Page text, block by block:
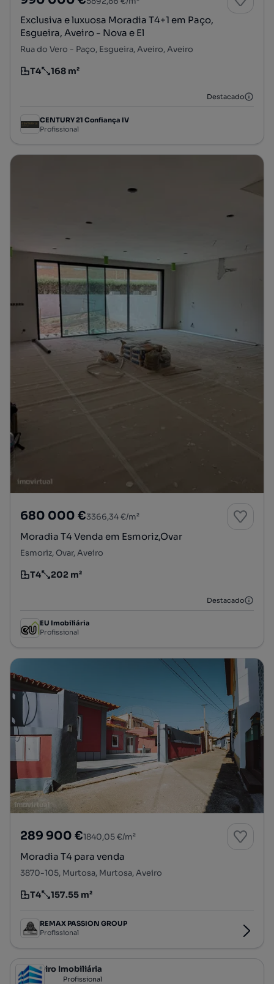
Exclusiva e luxuosa Moradia T4+1 em Paço,
Esgueira, Aveiro - Nova e El
Rua do Vero - Paço, Esgueira, Aveiro, Aveiro
Tipologia
T4
Preço por metro quadrado
168 m²
Destacado
CENTURY 21 Confiança IV
Profissional
680 000 €3366,34 €/m²
Moradia T4 Venda em Esmoriz,Ovar
Esmoriz, Ovar, Aveiro
Tipologia
T4
Preço por metro quadrado
202 m²
Destacado
EU Imobiliária
Profissional
289 900 €1840,05 €/m²
Moradia T4 para venda
3870-105, Murtosa, Murtosa, Aveiro
Tipologia
T4
Preço por metro quadrado
157.55 m²
REMAX PASSION GROUP
Profissional
Casaveiro Imobiliária
Profissional